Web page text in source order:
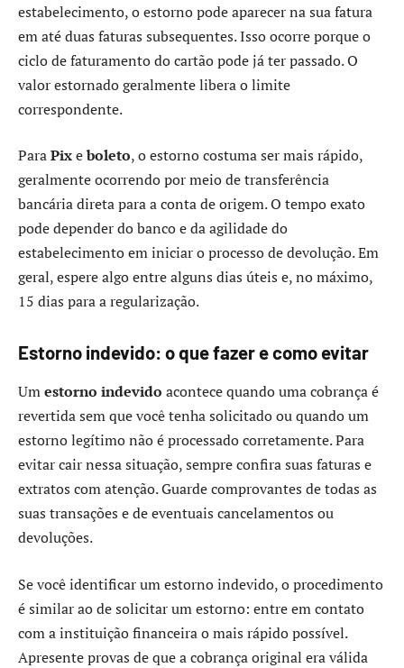
estabelecimento, o estorno pode aparecer na sua fatura
em até duas faturas subsequentes. Isso ocorre porque o
ciclo de faturamento do cartão pode já ter passado. O
valor estornado geralmente libera o limite
correspondente.
ParaPixeboleto, o estorno costuma ser mais rápido,
geralmente ocorrendo por meio de transferência
bancária direta para a conta de origem. O tempo exato
pode depender do banco e da agilidade do
estabelecimento em iniciar o processo de devolução. Em
geral, espere algo entre alguns dias úteis e, no máximo,
15 dias para a regularização.
Estorno indevido: o que fazer e como evitar
Umestorno indevido acontece quando uma cobrança é
revertida sem que você tenha solicitado ou quando um
estorno legítimo não é processado corretamente. Para
evitar cair nessa situação, sempre confira suas faturas e
extratos com atenção. Guarde comprovantes de todas as
suas transações e de eventuais cancelamentos ou
devoluções.
Se você identificar um estorno indevido, o procedimento
é similar ao de solicitar um estorno: entre em contato
com a instituição financeira o mais rápido possível.
Apresente provas de que a cobrança original era válida